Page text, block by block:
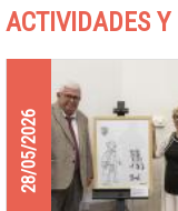
ACTIVIDADES
28/05/2026